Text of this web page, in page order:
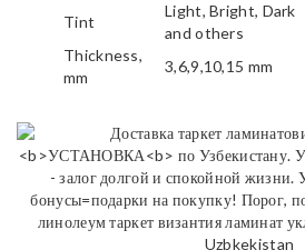
Tint
Light, Bright, Dark
and others
Thickness,
mm
3,6,9,10,15 mm